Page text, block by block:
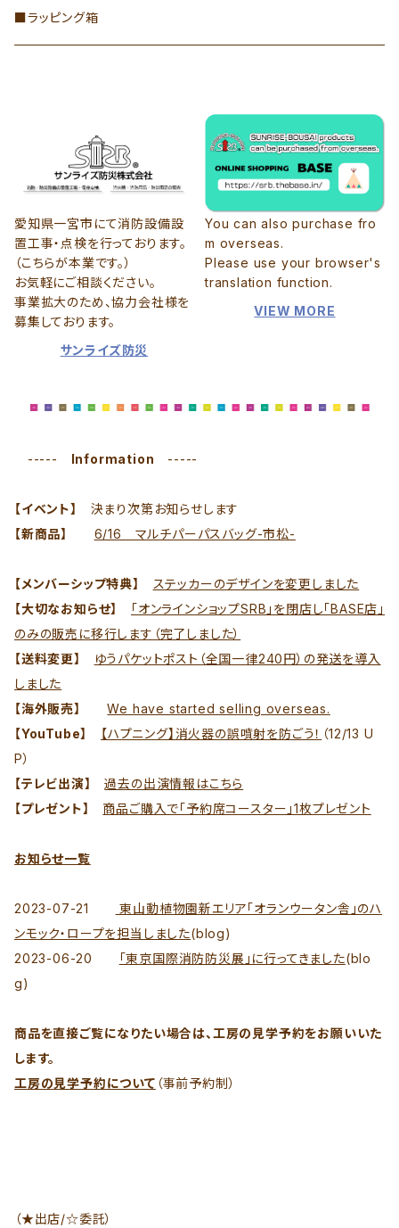
≫小銭入れ・名刺入れ
■ラッピング箱
愛知県一宮市にて消防設備設
置工事・点検を行っております。
（こちらが本業です。）
お気軽にご相談ください。
事業拡大のため、協力会社様を
募集しております。
サンライズ防災
You can also purchase fro
m overseas.
Please use your browser's
translation function.
VIEW MORE
----- Information -----
【イベント】
決まり次第お知らせします
【新商品】 6/16 マルチパーパスバッグ-市松-
【メンバーシップ特典】 ステッカーのデザインを変更しました
【大切なお知らせ】
「オンラインショップSRB」を閉店し「BASE店」
のみの販売に移行します（完了しました）
【送料変更】
ゆうパケットポスト（全国一律240円）の発送を導入
しました
【海外販売】
We have started selling overseas.
【YouTube】
【ハプニング】消火器の誤噴射を防ごう！ （12/13 U
P）
【テレビ出演】過去の出演情報はこちら
【プレゼント】 商品ご購入で「予約席コースター」1枚プレゼント
お知らせ一覧
2023-07-21
東山動植物園新エリア「オランウータン舎」のハ
ンモック・ロープを担当しました(blog)
2023-06-20
「東京国際消防防災展」に行ってきました(blo
g)
商品を直接ご覧になりたい場合は、工房の見学予約をお願いいた
します。
工房の見学予約について （事前予約制）
（★出店/☆委託）